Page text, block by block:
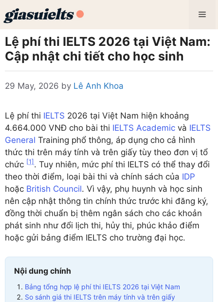
to
content
Lệ phí thi IELTS 2026 tại Việt Nam:
Cập nhật chi tiết cho học sinh
29 May, 2026 by Lê Anh Khoa
Lệ phí thi IELTS 2026 tại Việt Nam hiện khoảng
4.664.000 VNĐ cho bài thi IELTS Academic và IELTS
General Training phổ thông, áp dụng cho cả hình
thức thi trên máy tính và trên giấy tùy theo đơn vị tổ
chức [1] . Tuy nhiên, mức phí thi IELTS có thể thay đổi
theo thời điểm, loại bài thi và chính sách của IDP
hoặc British Council. Vì vậy, phụ huynh và học sinh
nên cập nhật thông tin chính thức trước khi đăng ký,
đồng thời chuẩn bị thêm ngân sách cho các khoản
phát sinh như đổi lịch thi, hủy thi, phúc khảo điểm
hoặc gửi bảng điểm IELTS cho trường đại học.
Nội dung chính
Bảng tổng hợp lệ phí thi IELTS 2026 tại Việt Nam
So sánh giá thi IELTS trên máy tính và trên giấy